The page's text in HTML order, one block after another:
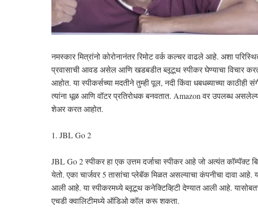
नमस्कार मित्रांनो कोरोनानंतर रिमोट वर्क कल्चर वाढले आहे. अशा
प्रवासाची आवड असेल आणि खडबडीत ब्लूटूथ स्पीकर घेण्याचा विचार
आहोत. या स्पीकर्सच्या मदतीने तुम्ही पूल, नदी किंवा धबधब्याच्या
त्यांना धूळ आणि वॉटर प्रतिरोधक बनवतात. Amazon वर उपलब्ध
शेअर करत आहोत.
1. JBL Go 2
JBL Go 2 स्पीकर हा एक उत्तम दर्जाचा स्पीकर आहे जो अत्यंत
येतो. एका चार्जवर 5 तासांचा प्लेबॅक मिळत असल्याचा कंपनीचा दावा आहे.
आली आहे. या स्पीकरमध्ये ब्लूटूथ कनेक्टिव्हिटी देण्यात आली आहे.
एचडी क्वालिटीमध्ये ऑडिओ कॉल करू शकता.